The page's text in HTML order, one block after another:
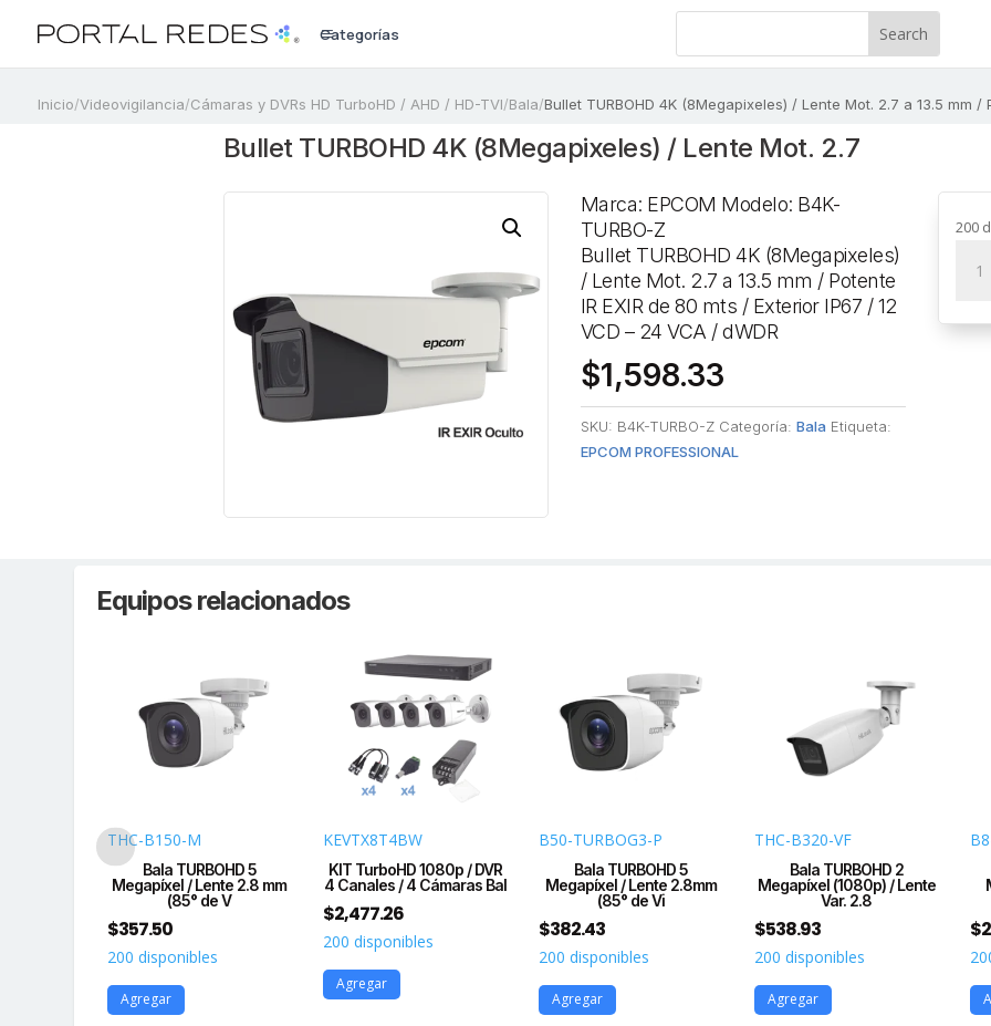
a
Categorías
Inicio/Videovigilancia/Cámaras y DVRs HD TurboHD / AHD / HD-TVI/Bala/Bullet TURBOHD 4K (8Megapixeles) / Lente Mot. 2.7 a 13.5 mm
Bullet TURBOHD 4K (8Megapixeles) / Lente Mot. 2.7
Marca: EPCOM Modelo: B4K-
TURBO-Z
Bullet TURBOHD 4K (8Megapixeles)
/ Lente Mot. 2.7 a 13.5 mm / Potente
IR EXIR de 80 mts / Exterior IP67 / 12
VCD – 24 VCA / dWDR
$1,598.33
SKU: B4K-TURBO-Z Categoría: Bala Etiqueta:
EPCOM PROFESSIONAL
200
Vcc
Equipos relacionados
THC-B150-M
Bala TURBOHD 5
Megapíxel / Lente 2.8 mm
(85° de V
$357.50
200 disponibles
Agregar
KEVTX8T4BW
KIT TurboHD 1080p / DVR
4 Canales / 4 Cámaras Bal
$2,477.26
200 disponibles
Agregar
B50-TURBOG3-P
Bala TURBOHD 5
Megapíxel / Lente 2.8mm
(85° de Vi
$382.43
200 disponibles
Agregar
THC-B320-VF
Bala TURBOHD 2
Megapíxel (1080p) / Lente
Var. 2.8
$538.93
200 disponibles
Agregar
$